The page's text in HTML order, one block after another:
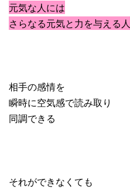
元気な人には
さらなる元気と力を与える人
相手の感情を
瞬時に空気感で読み取り
同調できる
それができなくても